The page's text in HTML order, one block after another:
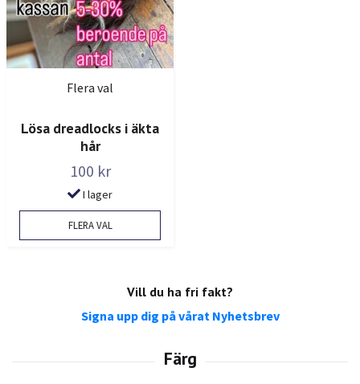
Vill du ha fri fakt?
Signa upp dig på vårat Nyhetsbrev
Flera val
Lösa dreadlocks i äkta
hår
100 kr
I lager
FLERA VAL